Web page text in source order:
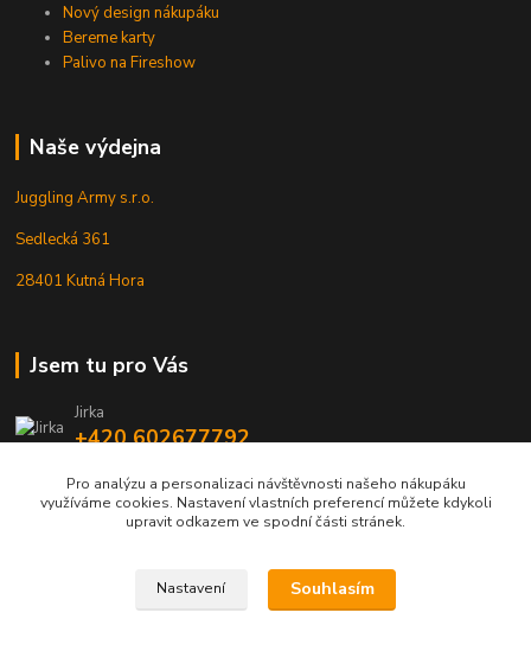
Nový design nákupáku
Bereme karty
Palivo na Fireshow
Naše výdejna
Juggling Army s.r.o.
Sedlecká 361
28401 Kutná Hora
Jsem tu pro Vás
Jirka
+420 602677792
info@jarmy.cz
Pro analýzu a personalizaci návštěvnosti našeho nákupáku
využíváme cookies. Nastavení vlastních preferencí můžete kdykoli
upravit odkazem ve spodní části stránek.
Nastavení Souhlasím